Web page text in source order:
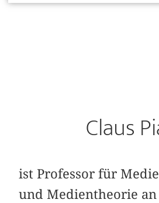
Claus
ist Professor für
und Medientheorie